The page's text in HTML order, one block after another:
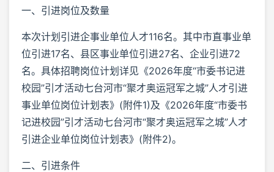
一、引进岗位及数量
本次计划引进企事业单位人才116名。其中市直事业单
位引进17名、县区事业单位引进27名、企业引进72
名。具体招聘岗位计划详见《2026年度“市委书记进
校园”引才活动七台河市“聚才奥运冠军之城”人才引进
事业单位岗位计划表》(附件1)及《2026年度“市委书
记进校园”引才活动七台河市“聚才奥运冠军之城”人才
引进企业单位岗位计划表》(附件2)。
二、引进条件